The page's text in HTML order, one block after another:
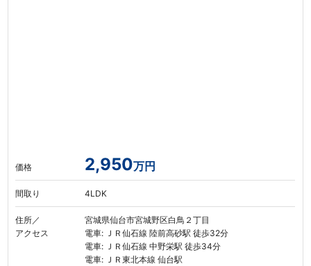
価格 2,950万円
間取り 4LDK
住所／
アクセス
宮城県仙台市宮城野区白鳥２丁目
電車: ＪＲ仙石線 陸前高砂駅 徒歩32分
電車: ＪＲ仙石線 中野栄駅 徒歩34分
電車: ＪＲ東北本線 仙台駅